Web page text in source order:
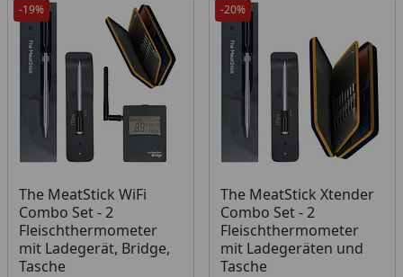
-19%
The MeatStick WiFi
Combo Set - 2
Fleischthermometer
mit Ladegerät, Bridge,
Tasche
Produkt am Lager
-20%
The MeatStick Xtender
Combo Set - 2
Fleischthermometer
mit Ladegeräten und
Tasche
Produkt am Lager